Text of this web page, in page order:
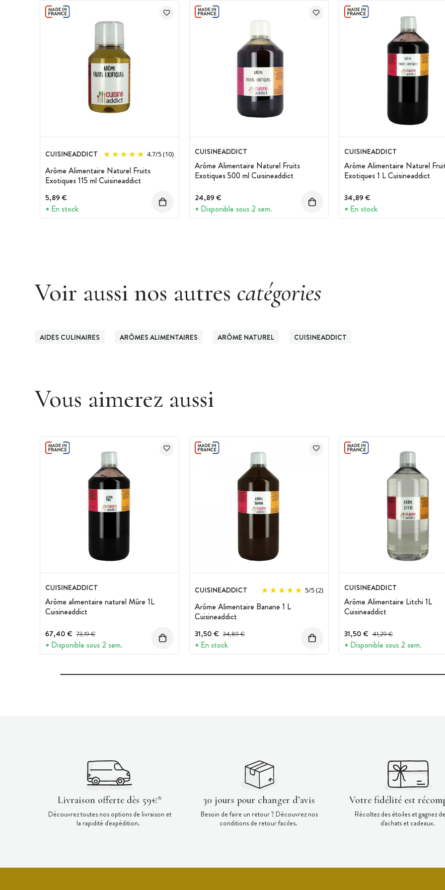
CUISINEADDICT 4.7/5(10)
Arôme Alimentaire Naturel Fruits
Exotiques 115 ml Cuisineaddict
5,89 €
En stock
CUISINEADDICT
Arôme Alimentaire Naturel Fruits
Exotiques 500 ml Cuisineaddict
24,89 €
Disponible sous 2 sem.
CUISINEADDICT
Arôme Alimentaire Naturel
Exotiques 1 L Cuisineaddict
34,89 €
En stock
Voir aussi nos autres catégories
AIDES CULINAIRES ARÔMES ALIMENTAIRES ARÔME NATUREL CUISINEADDICT
Vous aimerez aussi
CUISINEADDICT
Arôme alimentaire naturel Mûre 1L
Cuisineaddict
67,40 € Prix avant réduction :
73,19 €
Disponible sous 2 sem.
CUISINEADDICT 5/5(2)
Arôme Alimentaire Banane 1 L
Cuisineaddict
31,50 € Prix avant réduction :
34,89 €
En stock
CUISINEADDICT
Arôme Alimentaire Litchi 1L
Cuisineaddict
31,50 € Prix avant réduction :
41,29 €
Disponible sous 2 sem.
Livraison offerte dès 59€*
Découvrez toutes nos options de livraison et
la rapidité d'expédition.
30 jours pour changer d’avis
Besoin de faire un retour ? Découvrez nos
conditions de retour faciles.
Votre fidélité est
Récoltez des étoiles et gagnez
d'achats et cadeaux.